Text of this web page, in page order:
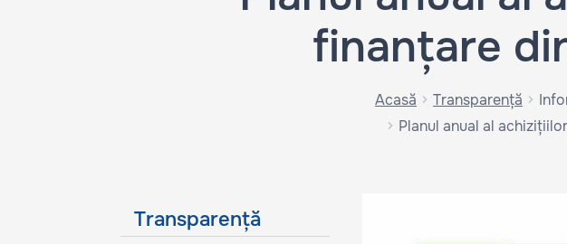
finanțare
Acasă Transparență
Planul anual al
Transparență